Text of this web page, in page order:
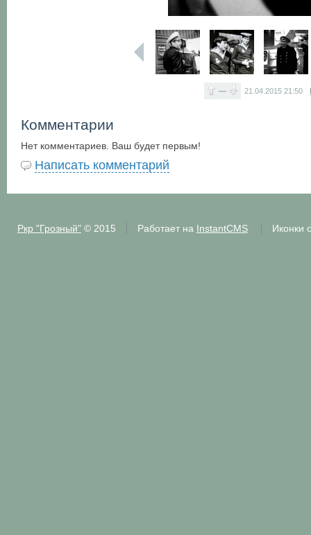
— 21.04.201521:50
Комментарии
Нет комментариев. Ваш будет первым!
Написать комментарий
Ркр "Грозный"© 2015 Работает на InstantCMS Иконки